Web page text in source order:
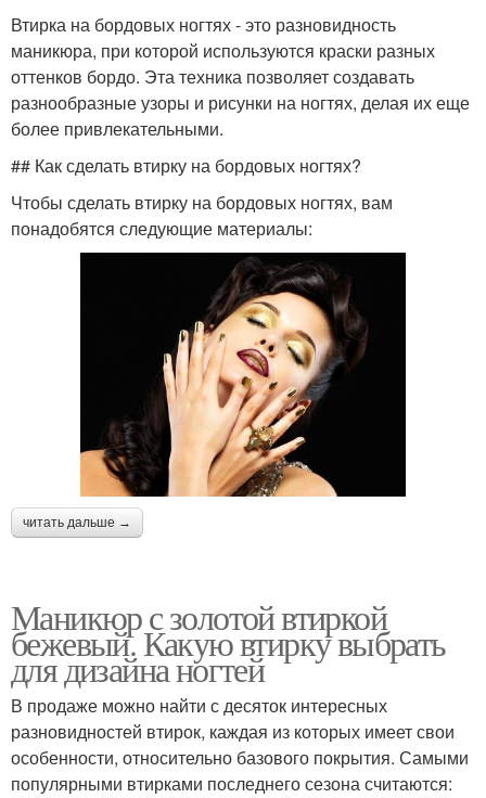
Втирка на бордовых ногтях - это разновидность
маникюра, при которой используются краски разных
оттенков бордо. Эта техника позволяет создавать
разнообразные узоры и рисунки на ногтях, делая их еще
более привлекательными.
## Как сделать втирку на бордовых ногтях?
Чтобы сделать втирку на бордовых ногтях, вам
понадобятся следующие материалы:
читать дальше →
Маникюр с золотой втиркой
бежевый. Какую втирку выбрать
для дизайна ногтей
В продаже можно найти с десяток интересных
разновидностей втирок, каждая из которых имеет свои
особенности, относительно базового покрытия. Самыми
популярными втирками последнего сезона считаются: